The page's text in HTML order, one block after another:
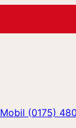
Mobil (0175)